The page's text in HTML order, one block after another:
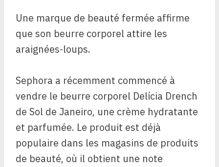
Une marque de beauté fermée affirme
que son beurre corporel attire les
araignées-loups.
Sephora a récemment commencé à
vendre le beurre corporel Delícia Drench
de Sol de Janeiro, une crème hydratante
et parfumée. Le produit est déjà
populaire dans les magasins de produits
de beauté, où il obtient une note